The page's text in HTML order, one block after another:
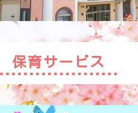
保育サービス